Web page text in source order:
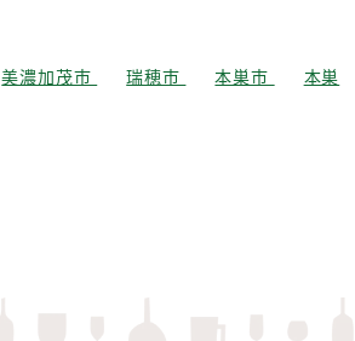
美濃加茂市 瑞穂市 本巣市
本巣